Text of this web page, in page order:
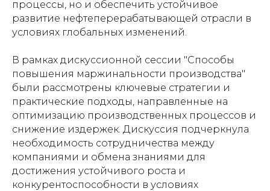
процессы, но и обеспечить устойчивое
развитие нефтеперерабатывающей отрасли в
условиях глобальных изменений.
В рамках дискуссионной сессии "Способы
повышения маржинальности производства"
были рассмотрены ключевые стратегии и
практические подходы, направленные на
оптимизацию производственных процессов и
снижение издержек. Дискуссия подчеркнула
необходимость сотрудничества между
компаниями и обмена знаниями для
достижения устойчивого роста и
конкурентоспособности в условиях